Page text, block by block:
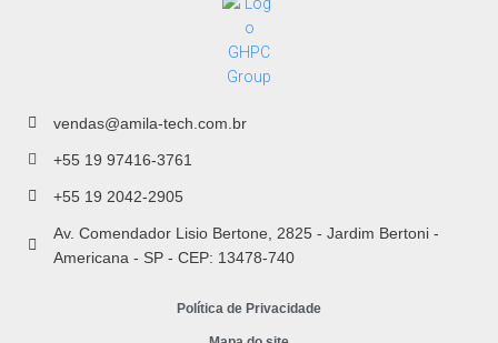
vendas@amila-tech.com.br
+55 19 97416-3761
+55 19 2042-2905
Av. Comendador Lisio Bertone, 2825 - Jardim Bertoni -
Americana - SP - CEP: 13478-740
Política de Privacidade